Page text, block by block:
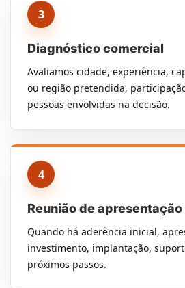
3
Diagnóstico comercial
Avaliamos cidade, experiência,
ou região pretendida,
pessoas envolvidas na decisão.
4
Reunião de apresentação
Quando há aderência inicial,
investimento, implantação,
próximos passos.